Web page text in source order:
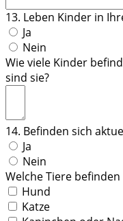
13. Leben Kinder in
Ja
Nein
Wie viele Kinder
sind sie?
14. Befinden sich
Ja
Nein
Welche Tiere
Hund
Katze